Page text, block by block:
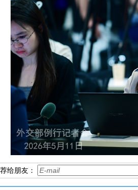
给朋友：